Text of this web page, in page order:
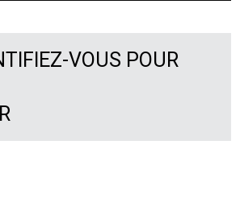
VOUS POUR